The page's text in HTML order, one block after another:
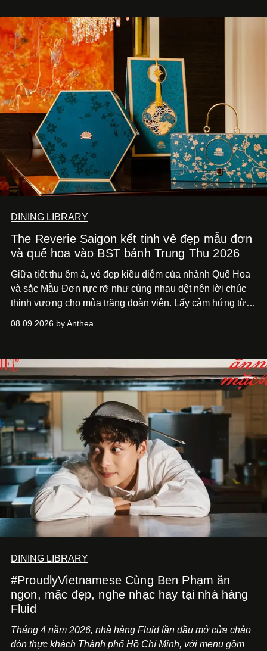
một trong những hành trình phi thường nhất mà bóng đá
từng chứng kiến.
DINING LIBRARY
The Reverie Saigon kết tinh vẻ đẹp mẫu đơn
và quế hoa vào BST bánh Trung Thu 2026
Giữa tiết thu êm ả, vẻ đẹp kiều diễm của nhành Quế Hoa
và sắc Mẫu Đơn rực rỡ như cùng nhau dệt nên lời chúc
thịnh vượng cho mùa trăng đoàn viên. Lấy cảm hứng từ
hương vị của những thức quà truyền thống vào bộ sưu
quà tặng ‘Mẫu Đơn Khai Phúc’, ‘Quế Hoa Vọng Nguyệt’
và ‘Nguyệt Sắc Giao Hòa’, gửi trao ước nguyện bình an
và hạnh phúc viên mãn.
08.09.2026 by Anthea
DINING LIBRARY
#ProudlyVietnamese Cùng Ben Phạm ăn
ngon, mặc đẹp, nghe nhạc hay tại nhà hàng
Fluid
Tháng 4 năm 2026, nhà hàng Fluid lần đầu mở cửa chào
đón thực khách Thành phố Hồ Chí Minh, với menu gồm